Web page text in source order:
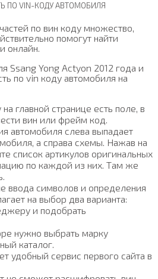
ПО VIN-КОДУ АВТОМОБИЛЯ
по вин коду множество,
помогут найти
онлайн.
Ssang Yong Actyon 2012 года и
по vin коду автомобиля на
главной странице есть поле, в
вин или фрейм код.
автомобиля слева выпадает
а справа схемы. Нажав на
список артикулов оригинальных
по каждой из них. Там же
ввода символов и определения
на выбор два варианта:
и подобрать
нужно выбрать марку
каталог.
удобный сервис первого сайта в